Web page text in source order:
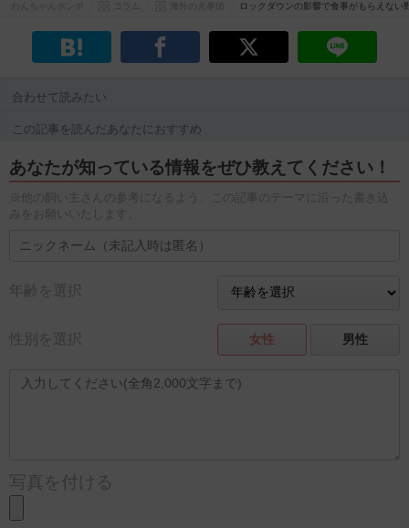
ロックダウンの影響で食事がもらえない
合わせて読みたい
この記事を読んだあなたにおすすめ
あなたが知っている情報をぜひ教えてください！
※他の飼い主さんの参考になるよう、この記事のテーマに沿った書き込
みをお願いいたします。
年齢を選択
性別を選択 女性 男性
写真を付ける